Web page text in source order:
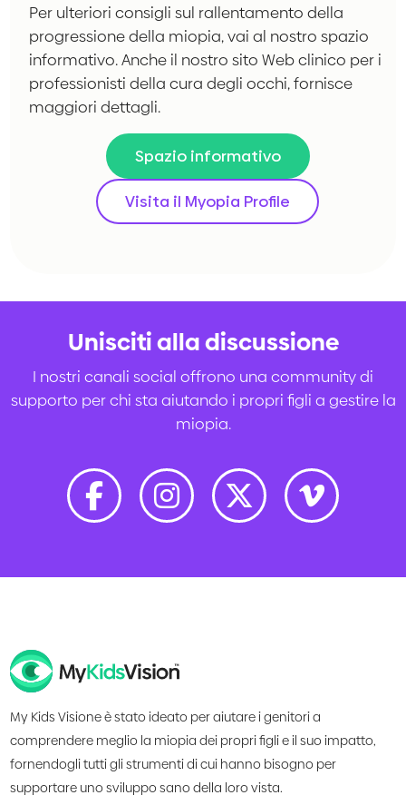
Per ulteriori consigli sul rallentamento della
progressione della miopia, vai al nostro spazio
informativo. Anche il nostro sito Web clinico per i
professionisti della cura degli occhi, fornisce
maggiori dettagli.
Spazio informativo
Visita il Myopia Profile
Unisciti alla discussione
I nostri canali social offrono una community di
supporto per chi sta aiutando i propri figli a gestire la
miopia.
My Kids Visione è stato ideato per aiutare i genitori a
comprendere meglio la miopia dei propri figli e il suo impatto,
fornendogli tutti gli strumenti di cui hanno bisogno per
supportare uno sviluppo sano della loro vista.